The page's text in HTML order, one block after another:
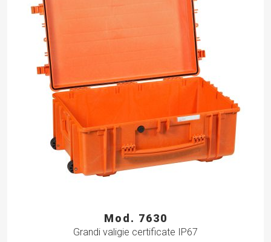
Mod. 7630
Grandi valigie certificate IP67